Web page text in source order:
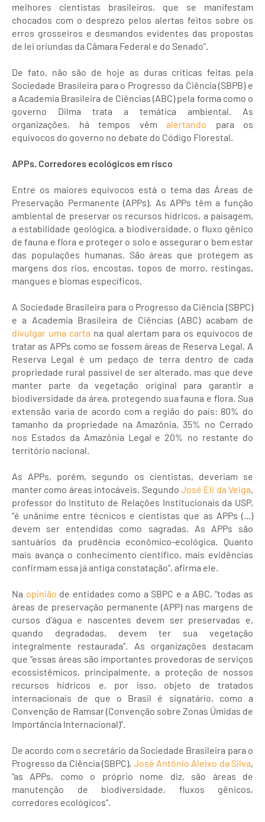
melhores cientistas brasileiros, que se manifestam
chocados com o desprezo pelos alertas feitos sobre os
erros grosseiros e desmandos evidentes das propostas
de lei oriundas da Câmara Federal e do Senado”.
De fato, não são de hoje as duras críticas feitas pela
Sociedade Brasileira para o Progresso da Ciência (SBPB) e
a Academia Brasileira de Ciências (ABC) pela forma como o
governo Dilma trata a temática ambiental. As
organizações, há tempos vêm alertando para os
equívocos do governo no debate do Código Florestal.
APPs. Corredores ecológicos em risco
Entre os maiores equívocos está o tema das Áreas de
Preservação Permanente (APPs). As APPs têm a função
ambiental de preservar os recursos hídricos, a paisagem,
a estabilidade geológica, a biodiversidade, o fluxo gênico
de fauna e flora e proteger o solo e assegurar o bem estar
das populações humanas. São áreas que protegem as
margens dos rios, encostas, topos de morro, restingas,
mangues e biomas específicos.
A Sociedade Brasileira para o Progresso da Ciência (SBPC)
e a Academia Brasileira de Ciências (ABC) acabam de
divulgar uma carta na qual alertam para os equívocos de
tratar as APPs como se fossem áreas de Reserva Legal. A
Reserva Legal é um pedaço de terra dentro de cada
propriedade rural passível de ser alterado, mas que deve
manter parte da vegetação original para garantir a
biodiversidade da área, protegendo sua fauna e flora. Sua
extensão varia de acordo com a região do país: 80% do
tamanho da propriedade na Amazônia, 35% no Cerrado
nos Estados da Amazônia Legal e 20% no restante do
território nacional.
As APPs, porém, segundo os cientistas, deveriam se
manter como áreas intocáveis. Segundo José Eli da Veiga,
professor do Instituto de Relações Institucionais da USP,
“é unânime entre técnicos e cientistas que as APPs (...)
devem ser entendidas como sagradas. As APPs são
santuários da prudência econômico-ecológica. Quanto
mais avança o conhecimento científico, mais evidências
confirmam essa já antiga constatação”, afirma ele.
Na opinião de entidades como a SBPC e a ABC, “todas as
áreas de preservação permanente (APP) nas margens de
cursos d’água e nascentes devem ser preservadas e,
quando degradadas, devem ter sua vegetação
integralmente restaurada”. As organizações destacam
que “essas áreas são importantes provedoras de serviços
ecossistêmicos, principalmente, a proteção de nossos
recursos hídricos e, por isso, objeto de tratados
internacionais de que o Brasil é signatário, como a
Convenção de Ramsar (Convenção sobre Zonas Úmidas de
Importância Internacional)”.
De acordo com o secretário da Sociedade Brasileira para o
Progresso da Ciência (SBPC), José Antônio Aleixo da Silva,
“as APPs, como o próprio nome diz, são áreas de
manutenção de biodiversidade, fluxos gênicos,
corredores ecológicos”.